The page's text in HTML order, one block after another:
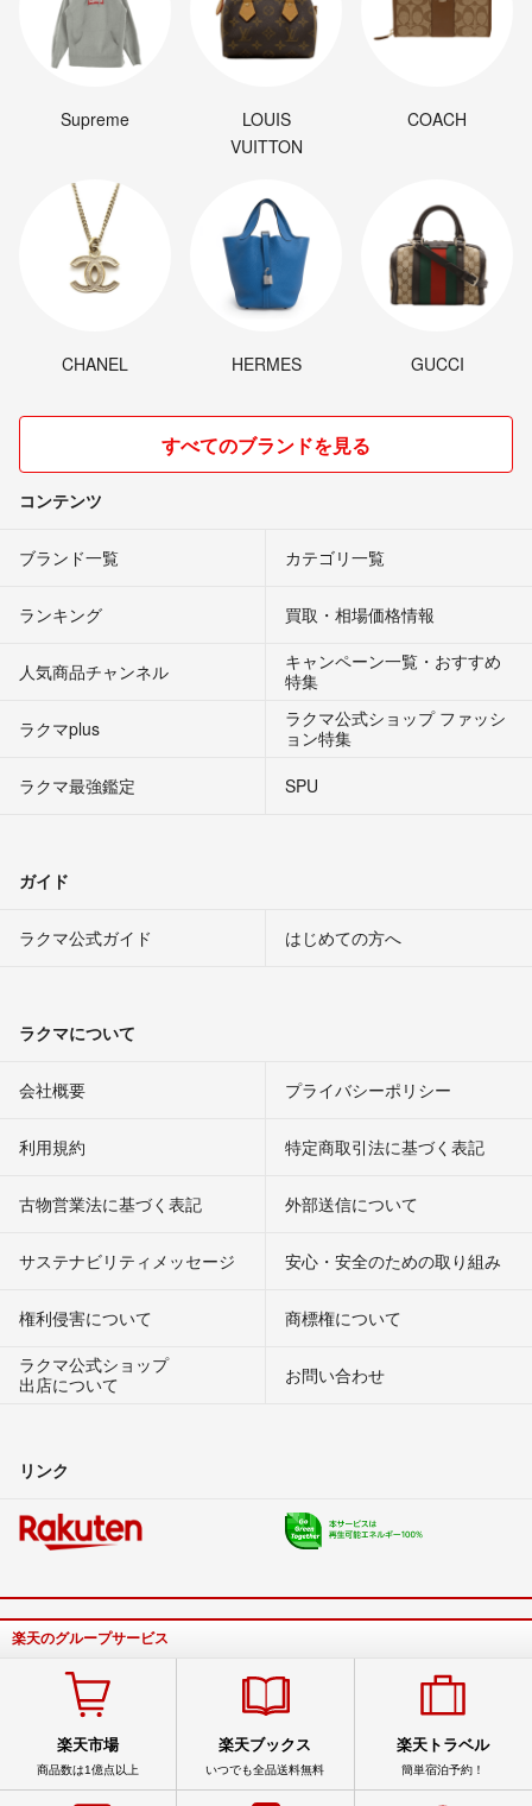
Supreme
LOUIS
VUITTON
COACH
CHANEL HERMES GUCCI
すべてのブランドを見る
コンテンツ
ブランド一覧 カテゴリ一覧
ランキング 買取・相場価格情報
人気商品チャンネル
キャンペーン一覧・おすすめ
特集
ラクマplus
ラクマ公式ショップ ファッシ
ョン特集
ラクマ最強鑑定
SPU
ガイド
ラクマ公式ガイド はじめての方へ
ラクマについて
会社概要 プライバシーポリシー
利用規約 特定商取引法に基づく表記
古物営業法に基づく表記 外部送信について
サステナビリティメッセージ 安心・安全のための取り組み
権利侵害について
商標権について
ラクマ公式ショップ
出店について
お問い合わせ
リンク
楽天のグループサービス
楽天市場
商品数は1億点以上
楽天ブックス
いつでも全品送料無料
楽天トラベル
簡単宿泊予約！